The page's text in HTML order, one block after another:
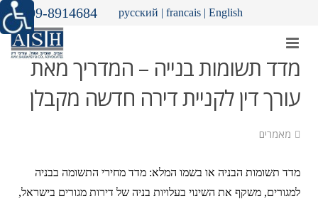
09-8914684 русский | francais| English
מדד תשומות בנייה – המדריך מאת
עורך דין לקניית דירה חדשה מקבלן
מאמרים
מדד תשומות הבניה או בשמו המלא: מדד מחירי התשומה בבניה
למגורים, משקף את השינוי בעלויות בניה של דירות מגורים בישראל,